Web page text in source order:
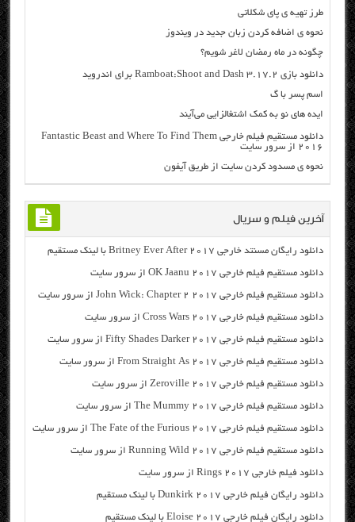
طرز تهیه ی پای شکلاتی
نحوه ی اضافه کردن زبان جدید در ویندوز
چگونه در ماه رمضان لاغر شویم؟
دانلود بازی Ramboat:Shoot and Dash 3.17.2 برای اندروید
اسم پسر با گ
ایده های نو به کمک اشتغالزایی می‌آیند
دانلود مستقیم فیلم خارجی Fantastic Beast and Where To Find Them
2016 از سرور سایت
نحوه ی مسدود کردن سایت از طریق آیفون
آخرین فیلم و سریال
دانلود رایگان مسنتد خارجی Britney Ever After 2017 با لینک مستقیم
دانلود مستقیم فیلم خارجی OK Jaanu 2017 از سرور سایت
دانلود مستقیم فیلم خارجی John Wick: Chapter 2 2017 از سرور سایت
دانلود مستقیم فیلم خارجی Cross Wars 2017 از سرور سایت
دانلود مستقیم فیلم خارجی Fifty Shades Darker 2017 از سرور سایت
دانلود مستقیم فیلم خارجی From Straight As 2017 از سرور سایت
دانلود مستقیم فیلم خارجی Zeroville 2017 از سرور سایت
دانلود مستقیم فیلم خارجی The Mummy 2017 از سرور سایت
دانلود مستقیم فیلم خارجی The Fate of the Furious 2017 از سرور سایت
دانلود مستقیم فیلم خارجی Running Wild 2017 از سرور سایت
دانلود فیلم خارجی Rings 2017 از سرور سایت
دانلود رایگان فیلم خارجی Dunkirk 2017 با لینک مستقیم
دانلود رایگان فیلم خارجی Eloise 2017 با لینک مستقیم